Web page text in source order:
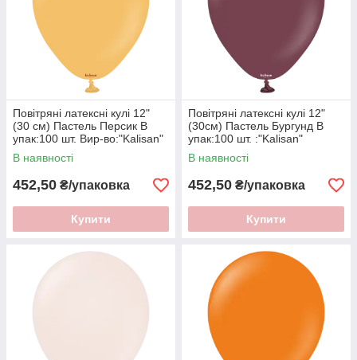
Повітряні латексні кулі 12"
(30 см) Пастель Персик В
упак:100 шт. Вир-во:"Kalisan"
Туреччина
В наявності
452,50 ₴/упаковка
Купити
Повітряні латексні кулі 12"
(30см) Пастель Бургунд В
упак:100 шт. :"Kalisan"
Туреччина
В наявності
452,50 ₴/упаковка
Купити